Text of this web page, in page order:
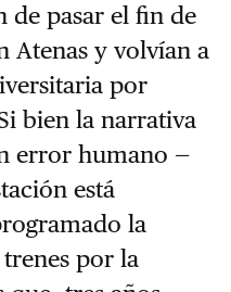
de pasar el fin de
Atenas y volvían a
por
bien la narrativa
error humano —
está
la
por la